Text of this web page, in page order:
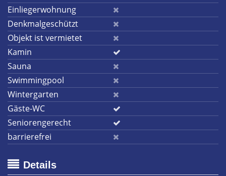
Einliegerwohnung
Denkmalgeschützt
Objekt ist vermietet
Kamin
Sauna
Swimmingpool
Wintergarten
Gäste-WC
Seniorengerecht
barrierefrei
Details